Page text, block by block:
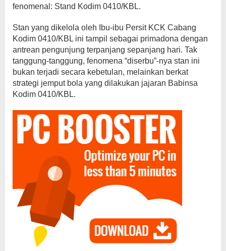
fenomenal: Stand Kodim 0410/KBL.
Stan yang dikelola oleh Ibu-ibu Persit KCK Cabang
Kodim 0410/KBL ini tampil sebagai primadona dengan
antrean pengunjung terpanjang sepanjang hari. Tak
tanggung-tanggung, fenomena “diserbu”-nya stan ini
bukan terjadi secara kebetulan, melainkan berkat
strategi jemput bola yang dilakukan jajaran Babinsa
Kodim 0410/KBL.